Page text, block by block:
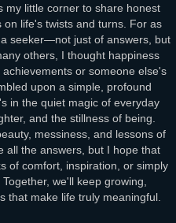
my little corner to share honest
on life's twists and turns. For as
seeker—not just of answers, but
others, I thought happiness
or someone else's
upon a simple, profound
in the quiet magic of everyday
and the stillness of being.
messiness, and lessons of
all the answers, but I hope that
of comfort, inspiration, or simply
we'll keep growing,
that make life truly meaningful.